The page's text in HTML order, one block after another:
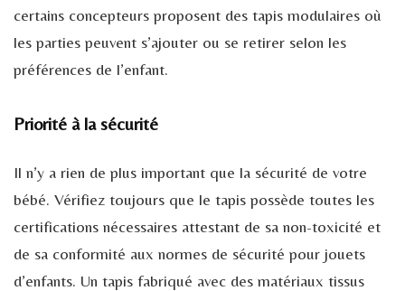
certains concepteurs proposent des tapis modulaires où
les parties peuvent s’ajouter ou se retirer selon les
préférences de l’enfant.
Priorité à la sécurité
Il n’y a rien de plus important que la sécurité de votre
bébé. Vérifiez toujours que le tapis possède toutes les
certifications nécessaires attestant de sa non-toxicité et
de sa conformité aux normes de sécurité pour jouets
d’enfants. Un tapis fabriqué avec des matériaux tissus